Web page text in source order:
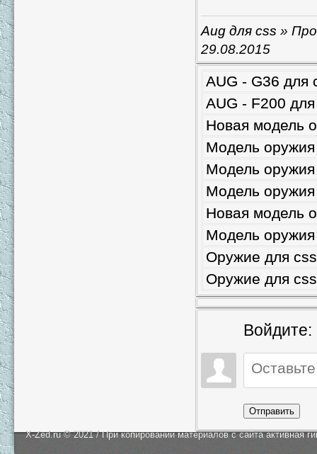
Aug для css »
29.08.2015
AUG - G36 для
AUG - F200
Новая модель
Модель
Модель
Модель
Новая модель
Модель
Оружие для
Оружие для
Войдите:
Отправить
X-Zed.ru © 2021 / При копировании материалов с сайта активная